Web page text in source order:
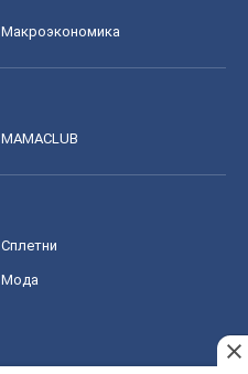
Mакроэкономика
MAMACLUB
Сплетни
Мода